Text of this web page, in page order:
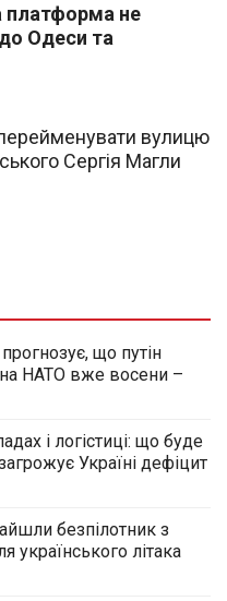
платформа не
Одеси та
вулицю
Сергія Магли
що путін
НАТО вже восени –
і логістиці: що буде
Україні дефіцит
безпілотник з
українського літака